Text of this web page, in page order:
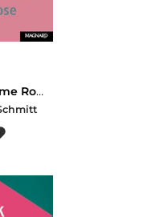
Oscar Et La Dame Rose